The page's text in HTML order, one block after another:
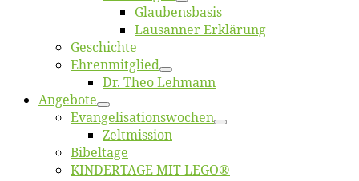
Glaubens­ba­sis
Lausan­ner Erklärung
Ge­schich­te
Eh­ren­mit­glied
Dr. Theo Lehmann
An­ge­bo­te
Evangelisa­tions­wo­chen
Zelt­mis­si­on
Bi­bel­ta­ge
KINDERTAGE MIT LEGO®